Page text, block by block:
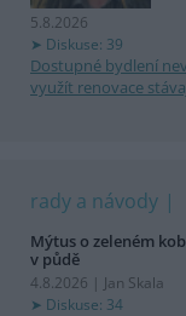
5.8.2026
Diskuse: 39
Dostupné bydlení
využít renovace
rady a návody
Mýtus o zeleném
v půdě
4.8.2026 | Jan Skala
Diskuse: 34